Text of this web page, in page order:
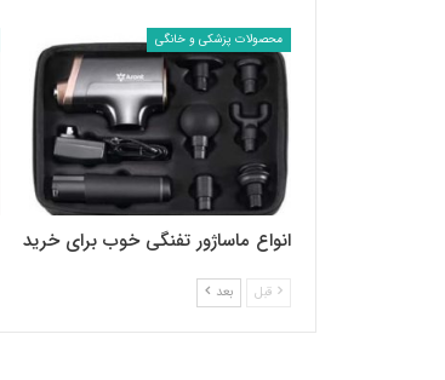
محصولات پزشکی و خانگی
انواع ماساژور تفنگی خوب برای خرید
قبل بعد